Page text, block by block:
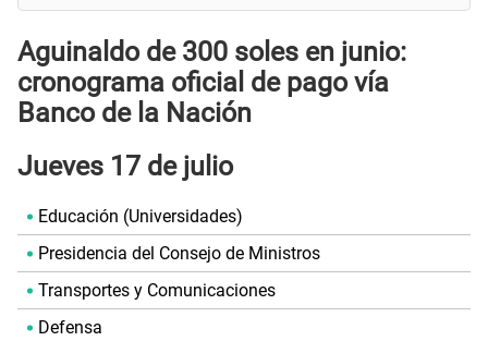
Aguinaldo de 300 soles en junio:
cronograma oficial de pago vía
Banco de la Nación
Jueves 17 de julio
Educación (Universidades)
Presidencia del Consejo de Ministros
Transportes y Comunicaciones
Defensa